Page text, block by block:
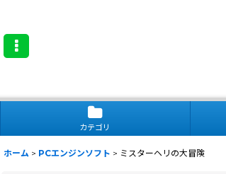
カテゴリ
ホーム > PCエンジンソフト > ミスターヘリの大冒険